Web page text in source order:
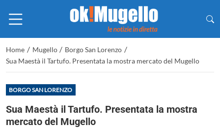
Home / Mugello / Borgo San Lorenzo /
Sua Maestà il Tartufo. Presentata la mostra mercato del Mugello
BORGO SAN LORENZO
Sua Maestà il Tartufo. Presentata la mostra
mercato del Mugello